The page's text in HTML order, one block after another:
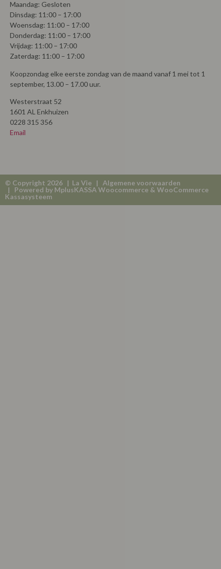
Maandag: Gesloten
Dinsdag: 11:00 – 17:00
Woensdag: 11:00 – 17:00
Donderdag: 11:00 – 17:00
Vrijdag: 11:00 – 17:00
Zaterdag: 11:00 – 17:00
Koopzondag elke eerste zondag van de maand vanaf 1 mei tot 1
september, 13.00 – 17.00 uur.
Westerstraat 52
1601 AL Enkhuizen
0228 315 356
Email
© Copyright 2026 | La Vie | Algemene voorwaarden
| Powered by MplusKASSA Woocommerce & WooCommerce
Kassasysteem